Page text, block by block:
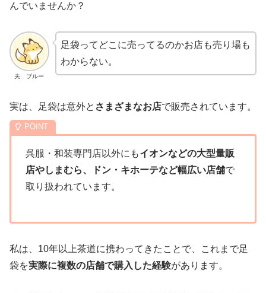
んでいませんか？
夫 ブルー
足袋ってどこに売ってるのかお店も売り場も
わからない。
実は、足袋は意外と さまざまなお店で販売されています。
呉服・和装専門店以外にもイオンなどの大型量販
店やしまむら、ドン・キホーテなど幅広い店舗で
取り扱われています。
私は、10年以上茶道に携わってきたことで、これまで足
袋を実際に複数の店舗で購入した経験があります。